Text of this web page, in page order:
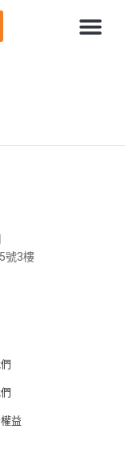
號3樓
益